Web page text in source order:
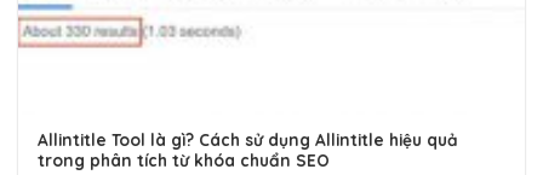
Allintitle Tool là gì? Cách sử dụng Allintitle hiệu quả
trong phân tích từ khóa chuẩn SEO